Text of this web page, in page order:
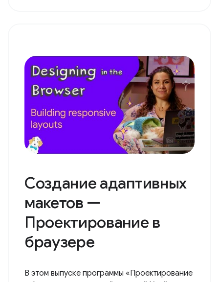
Создание адаптивных
макетов —
Проектирование в
браузере
В этом выпуске программы «Проектирование